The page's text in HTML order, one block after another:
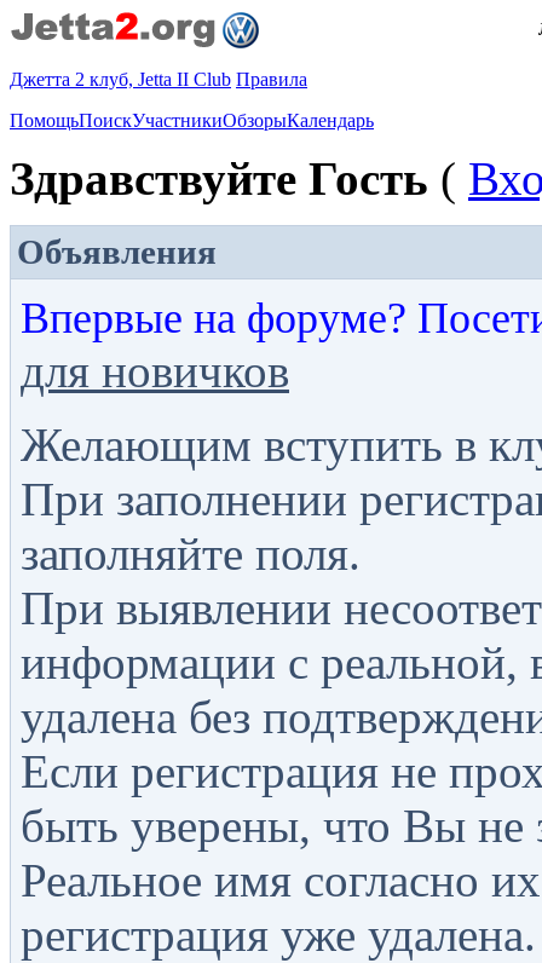
Джетта 2 клуб, Jetta II Club Правила
ПомощьПоискУчастникиОбзорыКалендарь
Здравствуйте Гость (
Объявления
Впервые на форуме?
для новичков
Желающим вступить в
При заполнении
заполняйте поля.
При выявлении
информации с реальной,
удалена без
Если регистрация не
быть уверены, что Вы не
Реальное имя согласно
регистрация уже удалена.